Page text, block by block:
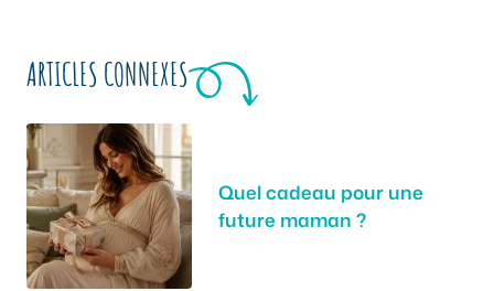
ARTICLES CONNEXES
Quel cadeau pour une
future maman ?